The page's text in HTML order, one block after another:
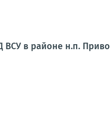
ВСУ в районе н.п.